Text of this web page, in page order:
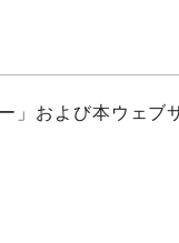
および本ウェ